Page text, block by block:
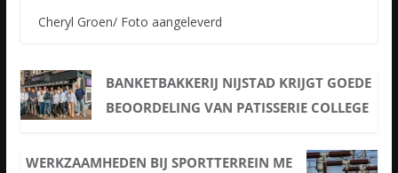
Cheryl Groen/ Foto aangeleverd
BANKETBAKKERIJ NIJSTAD KRIJGT GOEDE
BEOORDELING VAN PATISSERIE COLLEGE
WERKZAAMHEDEN BIJ SPORTTERREIN ME